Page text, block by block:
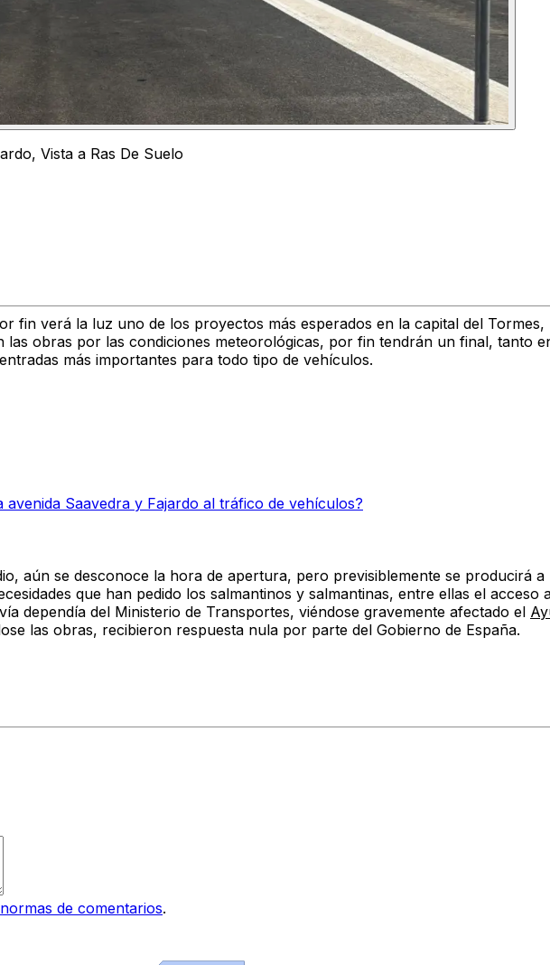
Vista a Ras De Suelo
fin verá la luz uno de los proyectos más esperados en la capital del
las obras por las condiciones meteorológicas, por fin tendrán un final, tanto
más importantes para todo tipo de vehículos.
Saavedra y Fajardo al tráfico de vehículos?
aún se desconoce la hora de apertura, pero previsiblemente se producirá
que han pedido los salmantinos y salmantinas, entre ellas el
dependía del Ministerio de Transportes, viéndose gravemente afectado el
las obras, recibieron respuesta nula por parte del Gobierno de España.
normas de comentarios.